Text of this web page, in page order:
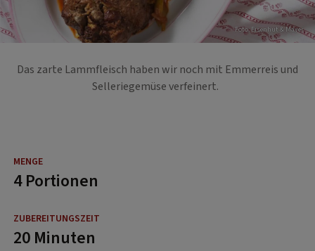
Foto: Eisenhut & Mayer
Das zarte Lammfleisch haben wir noch mit Emmerreis und
Selleriegemüse verfeinert.
4 Portionen
20 Minuten